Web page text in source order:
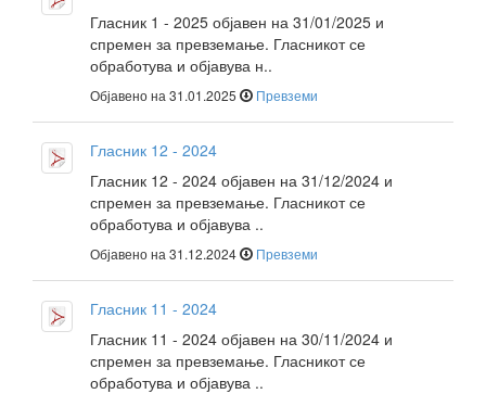
Гласник 1 - 2025 објавен на 31/01/2025 и
спремен за превземање. Гласникот се
обработува и објавува н..
Објавено на 31.01.2025 Превземи
Гласник 12 - 2024
Гласник 12 - 2024 објавен на 31/12/2024 и
спремен за превземање. Гласникот се
обработува и објавува ..
Објавено на 31.12.2024 Превземи
Гласник 11 - 2024
Гласник 11 - 2024 објавен на 30/11/2024 и
спремен за превземање. Гласникот се
обработува и објавува ..